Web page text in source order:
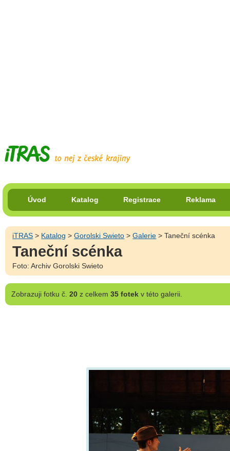
Úvod Katalog Registrace Reklama
iTRAS > Katalog >Gorolski Swieto >Galerie > Taneční scénka
Taneční scénka
Foto: Archiv Gorolski Swieto
Zobrazujifotku č. 20z celkem 35 fotekv této galerii.